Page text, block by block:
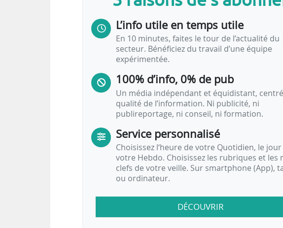
Clôture de la consultation pour le
L’info utile en temps utile
En 10 minutes, faites le tour de l’actualité du
secteur. Bénéficiez du travail d’une équipe
expérimentée.
100% d’info, 0% de pub
Un média indépendant et équidistant,
qualité de l’information. Ni publicité, ni
publireportage, ni conseil, ni formation.
Service personnalisé
Choisissez l‘heure de votre Quotidien, le jour
votre Hebdo. Choisissez les rubriques et les
clefs de votre veille. Sur smartphone (App),
ou ordinateur.
DÉCOUVRIR